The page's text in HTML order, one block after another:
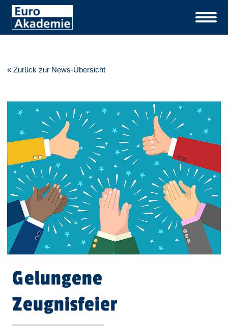
« Zurück zur News-Übersicht
Gelungene
Zeugnisfeier